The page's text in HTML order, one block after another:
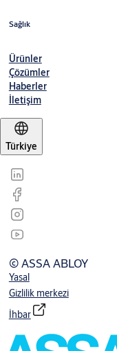
Sağlık
Ürünler
Çözümler
Haberler
İletişim
Türkiye
© ASSA ABLOY
Yasal
Gizlilik merkezi
İhbar